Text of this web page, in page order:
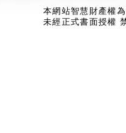
本網站智慧財產權
未經正式書面授權